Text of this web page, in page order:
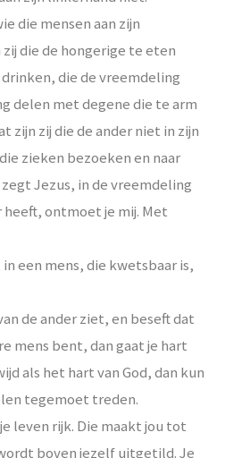
die mensen aan zijn
die de hongerige te eten
die de vreemdeling
delen met degene die te arm
zijn zij die de ander niet in zijn
zieken bezoeken en naar
Jezus, in de vreemdeling
heeft, ontmoet je mij. Met
een mens, die kwetsbaar is,
de ander ziet, en beseft dat
mens bent, dan gaat je hart
als het hart van God, dan kun
tegemoet treden.
leven rijk. Die maakt jou tot
boven jezelf uitgetild. Je